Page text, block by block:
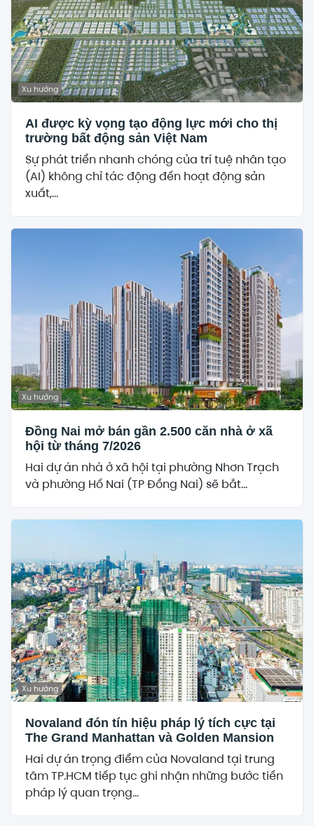
Xu hướng
AI được kỳ vọng tạo động lực mới cho thị
trường bất động sản Việt Nam
Sự phát triển nhanh chóng của trí tuệ nhân tạo
(AI) không chỉ tác động đến hoạt động sản
xuất,...
Xu hướng
Đồng Nai mở bán gần 2.500 căn nhà ở xã
hội từ tháng 7/2026
Hai dự án nhà ở xã hội tại phường Nhơn Trạch
và phường Hố Nai (TP Đồng Nai) sẽ bắt...
Xu hướng
Novaland đón tín hiệu pháp lý tích cực tại
The Grand Manhattan và Golden Mansion
Hai dự án trọng điểm của Novaland tại trung
tâm TP.HCM tiếp tục ghi nhận những bước tiến
pháp lý quan trọng...